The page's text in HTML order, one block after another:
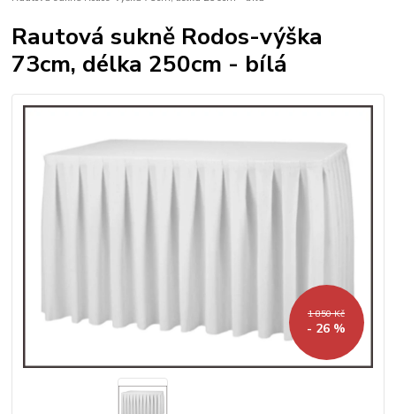
Rautová sukně Rodos-výška
73cm, délka 250cm - bílá
1 850 Kč
- 26 %